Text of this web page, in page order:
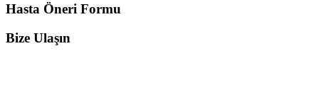
Hasta Öneri Formu
Bize Ulaşın